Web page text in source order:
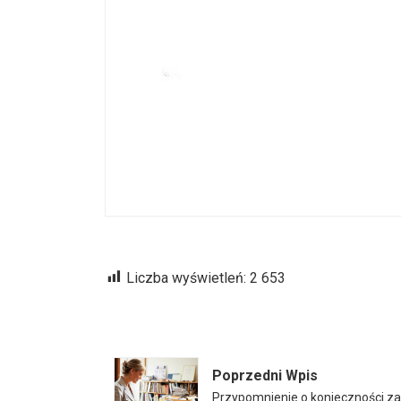
Liczba wyświetleń: 2 653
Poprzedni Wpis
Przypomnienie o konieczności